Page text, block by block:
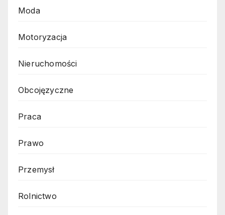
Moda
Motoryzacja
Nieruchomości
Obcojęzyczne
Praca
Prawo
Przemysł
Rolnictwo